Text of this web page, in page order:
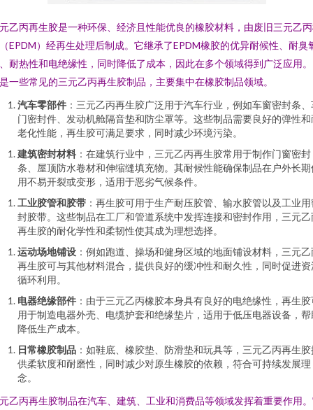
乙丙再生胶是一种环保、经济且性能优良的橡胶材料，由废旧三元乙
EPDM）经再生处理后制成。它继承了EPDM橡胶的优异耐候性、耐臭
耐热性和电绝缘性，同时降低了成本，因此在多个领域得到广泛应用
一些常见的三元乙丙再生胶制品，主要集中在橡胶制品领域。
汽车零部件 ：三元乙丙再生胶广泛用于汽车行业，例如车窗密封条、
门密封件、发动机舱隔音垫和防尘罩等。这些制品需要良好的弹性和
老化性能，再生胶可满足要求，同时减少环境污染。
建筑密封材料 ：在建筑行业中，三元乙丙再生胶常用于制作门窗密封
条、屋顶防水卷材和伸缩缝填充物。其耐候性能确保制品在户外长期
用不易开裂或变形，适用于恶劣气候条件。
工业胶管和胶带 ：再生胶可用于生产耐压胶管、输水胶管以及工业用
封胶带。这些制品在工厂和管道系统中发挥连接和密封作用，三元乙
再生胶的耐化学性和柔韧性使其成为理想选择。
运动场地铺设 ：例如跑道、操场和健身区域的地面铺设材料，三元乙
再生胶可与其他材料混合，提供良好的缓冲性和耐久性，同时促进资
循环利用。
电器绝缘部件 ：由于三元乙丙橡胶本身具有良好的电绝缘性，再生胶
用于制造电器外壳、电缆护套和绝缘垫片，适用于低压电器设备，帮
降低生产成本。
日常橡胶制品 ：如鞋底、橡胶垫、防滑垫和玩具等，三元乙丙再生胶
供柔软度和耐磨性，同时减少对原生橡胶的依赖，符合可持续发展理
念。
乙丙再生胶制品在汽车、建筑、工业和消费品等领域发挥着重要作用